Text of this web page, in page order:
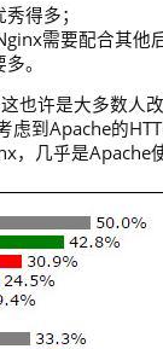
得多；
需要配合其他
。
也许是大多数人
到Apache的
几乎是Apache